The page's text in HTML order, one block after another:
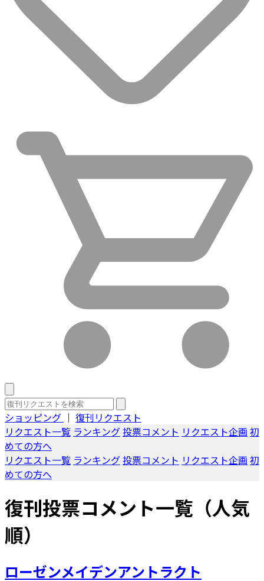
ショッピング ｜ 復刊リクエスト
リクエスト一覧 ランキング投票コメント リクエスト企画 初
めての方へ
リクエスト一覧 ランキング投票コメント リクエスト企画 初
めての方へ
復刊投票コメント一覧（人気
順）
ローゼンメイデンアントラクト